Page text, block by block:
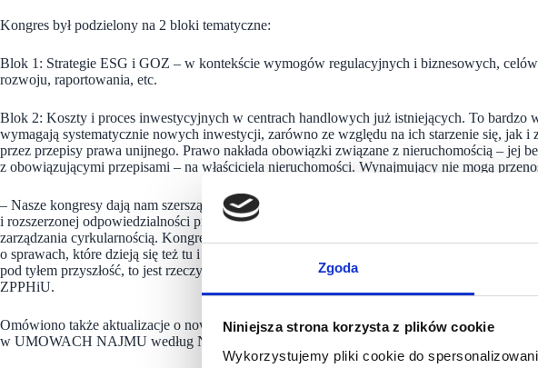
Zgoda
Niniejsza strona korzysta z plików cookie
Wykorzystujemy pliki cookie do
Kongres był podzielony na 2 bloki tematyczne:
Blok 1: Strategie ESG i GOZ – w kontekście wymogów regulacyjnych i biznesowych,
rozwoju, raportowania, etc.
Blok 2: Koszty i proces inwestycyjnych w centrach handlowych już istniejących. To bardzo
wymagają systematycznie nowych inwestycji, zarówno ze względu na ich starzenie się, jak i
przez przepisy prawa unijnego. Prawo nakłada obowiązki związane z nieruchomością – jej
z obowiązującymi przepisami – na właściciela nieruchomości. Wynajmujący nie mogą
– Nasze kongresy dają nam szerszą perspektywę niż tylko bieżące kwestie dotyczące
i rozszerzonej odpowiedzialności producentów – które będziemy zobowiązani wdrażać, a to
zarządzania cyrkularnością. Kongres jest świetną okazją, żeby spotkać się z tym, co przed
o sprawach, które dzieją się też tu i teraz. ESG jest czymś, nad czym każdy już musi
pod tyłem przyszłość, to jest rzeczywistość – powiedział Tomasz Ciąpała, prezes zarządu
ZPPHiU.
Omówiono także aktualizacje o nowe narzędzia ułatwiające proces negocjacyjny zgodnie
w UMOWACH NAJMU według Najemców.